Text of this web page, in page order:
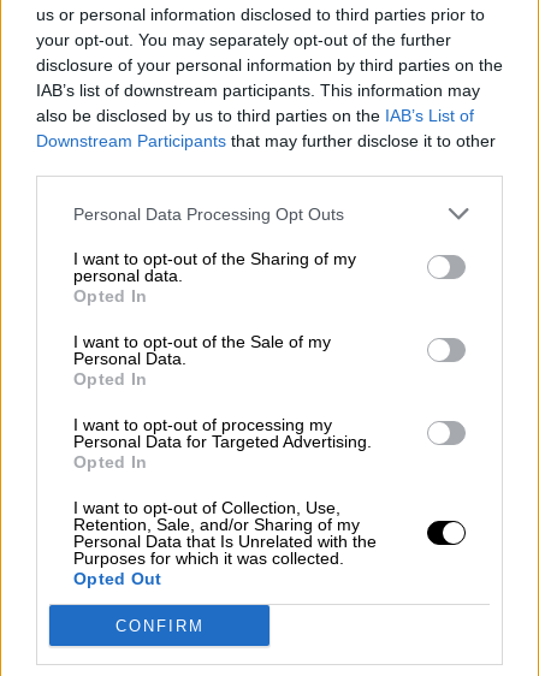
us or personal information disclosed to third parties prior to
your opt-out. You may separately opt-out of the further
disclosure of your personal information by third parties on the
IAB’s list of downstream participants. This information may
also be disclosed by us to third parties on the IAB’s List of
Downstream Participants that may further disclose it to other
Personal Data Processing Opt Outs
I want to opt-out of the Sharing of my
personal data.
Opted In
I want to opt-out of the Sale of my
Personal Data.
Opted In
I want to opt-out of processing my
Personal Data for Targeted Advertising.
Opted In
I want to opt-out of Collection, Use,
Retention, Sale, and/or Sharing of my
Personal Data that Is Unrelated with the
Purposes for which it was collected.
Opted Out
CONFIRM
Por Andrea Chaparro Cayuela
jueves, 16 de abril de 2020
Cataluña es la comunidad con más
pacientes graves por coronavirus
Respecto a las personas ingresadas en una
es la que ha registrado un mayor número de
pacientes (2.798)
Madrid cuenta
actualmente con 1.206
que Castilla y León que en la actualidad
tiene en una UCI a 307 infectados
por Covid-
19 yGalicia, 123
Por su parte,Andalucía ya ha tenido 671
pacientes ingresadosen una UCI;
Aragón,
;Asturias, 116
; Cantabria, 77 ; Castilla-La Mancha, 503
Ceuta, 4;Comunidad Valenciana, 625
Extremadura, 110 ;Melilla, 3;Murcia, 97;
Navarra, 124
Con el análisis de133.082 casos
confirmados , el informe publicado este jueves
por el Ministerio de Sanidad muestra que